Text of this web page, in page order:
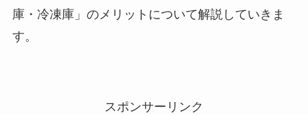
庫・冷凍庫」のメリットについて解説していきま
す。
スポンサーリンク